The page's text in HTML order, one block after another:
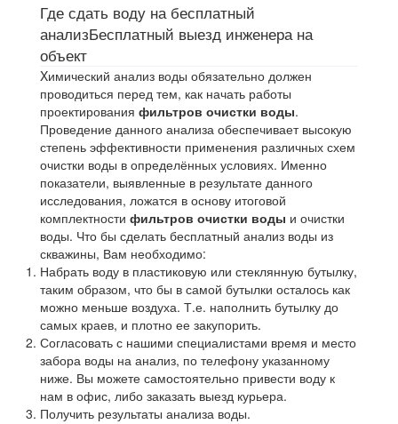
Где сдать воду на бесплатный
анализБесплатный выезд инженера на
объект
Xимический анализ воды обязательно должен
проводиться перед тем, как начать работы
проектирования фильтров очистки воды.
Проведение данного анализа обеспечивает высокую
степень эффективности применения различных схем
очистки воды в определённых условиях. Именно
показатели, выявленные в результате данного
исследования, ложатся в основу итоговой
комплектности фильтров очистки воды и очистки
воды. Что бы сделать бесплатный анализ воды из
скважины, Вам необходимо:
Набрать воду в пластиковую или стеклянную бутылку,
таким образом, что бы в самой бутылки осталось как
можно меньше воздуха. Т.е. наполнить бутылку до
самых краев, и плотно ее закупорить.
Согласовать с нашими специалистами время и место
забора воды на анализ, по телефону указанному
ниже. Вы можете самостоятельно привести воду к
нам в офис, либо заказать выезд курьера.
Получить результаты анализа воды.